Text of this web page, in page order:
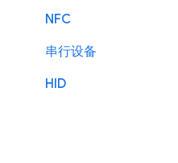
NFC
串行设备
HID